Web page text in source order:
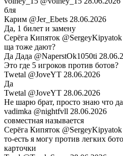
бля
Карим @Jer_Ebets 28.06.2026
Да, 1 билет и замену
Серëга Кипяток @SergeyKipyatok
ща тоже дают?
Да Дада @NaperstOk1050ti
Это где 5 игроков против ботов?
Twetal @JoveYT 28.06.2026
Да
Twetal @JoveYT 28.06.2026
Не шарю брат, просто знаю что
vadimka @nightfvll 28.06.2026
совместная называется
Серëга Кипяток @SergeyKipyatok
то-есть я могу против легких
карточки